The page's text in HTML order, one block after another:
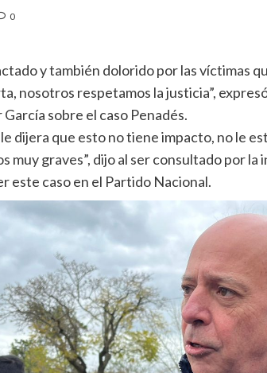
0
y también dolorido por las víctimas
nosotros respetamos la justicia”,
García sobre el caso Penadés.
le dijera que esto no tiene impacto, no le
muy graves”, dijo al ser consultado por
este caso en el Partido Nacional.